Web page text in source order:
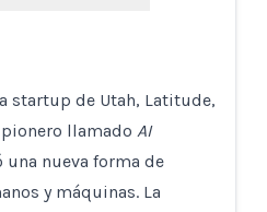
startup de Utah, Latitude,
llamado AI
nueva forma de
y máquinas. La